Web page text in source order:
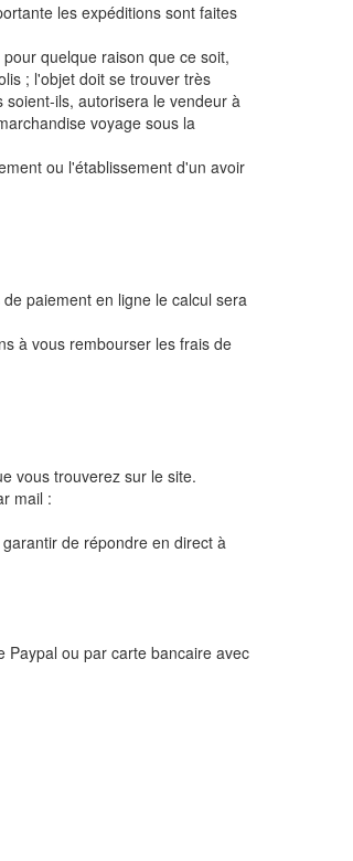
les expéditions sont faites
quelque raison que ce soit,
; l'objet doit se trouver très
ils, autorisera le vendeur à
voyage sous la
ou l'établissement d'un avoir
paiement en ligne le calcul sera
à vous rembourser les frais de
vous trouverez sur le site.
mail :
de répondre en direct à
ou par carte bancaire avec